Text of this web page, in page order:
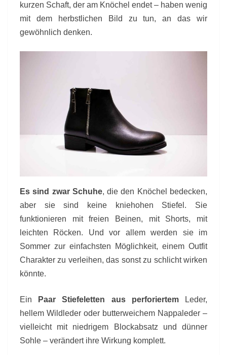
kurzen Schaft, der am Knöchel endet – haben wenig
mit dem herbstlichen Bild zu tun, an das wir
gewöhnlich denken.
Es sind zwar Schuhe, die den Knöchel bedecken,
aber sie sind keine kniehohen Stiefel. Sie
funktionieren mit freien Beinen, mit Shorts, mit
leichten Röcken. Und vor allem werden sie im
Sommer zur einfachsten Möglichkeit, einem Outfit
Charakter zu verleihen, das sonst zu schlicht wirken
könnte.
Ein Paar Stiefeletten aus perforiertemLeder,
hellem Wildleder oder butterweichem Nappaleder –
vielleicht mit niedrigem Blockabsatz und dünner
Sohle – verändert ihre Wirkung komplett.